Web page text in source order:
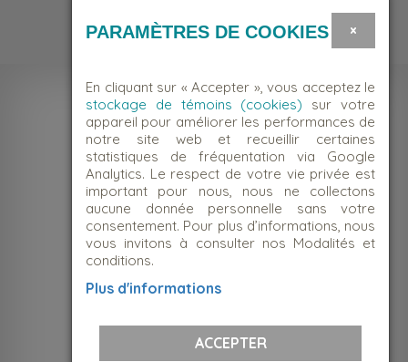
Suivez-nous!
×
PARAMÈTRES DE COOKIES
En cliquant sur « Accepter », vous acceptez le
stockage de témoins (cookies) sur votre
appareil pour améliorer les performances de
notre site web et recueillir certaines
statistiques de fréquentation via Google
Analytics. Le respect de votre vie privée est
important pour nous, nous ne collectons
aucune donnée personnelle sans votre
consentement. Pour plus d’informations, nous
vous invitons à consulter nos Modalités et
conditions.
Plus d'informations
ACCEPTER